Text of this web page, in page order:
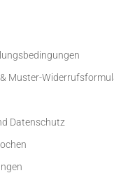
Muster-
Datenschutz